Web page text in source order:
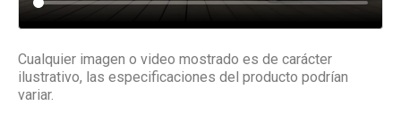
Cualquier imagen o video mostrado es de carácter
ilustrativo, las especificaciones del producto podrían
variar.